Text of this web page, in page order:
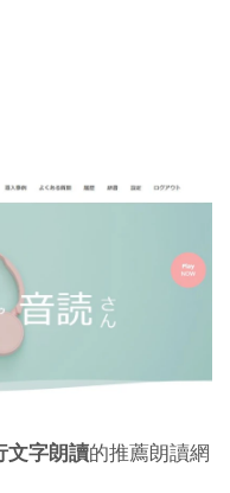
文字朗讀的推薦朗讀網